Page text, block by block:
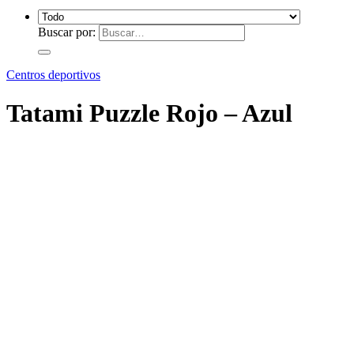
Buscar por:
Centros deportivos
Tatami Puzzle Rojo – Azul